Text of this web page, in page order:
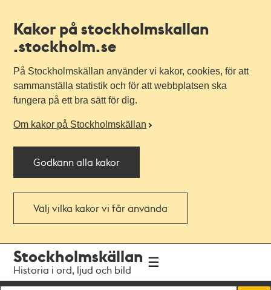
Kakor på stockholmskallan
.stockholm.se
På Stockholmskällan använder vi kakor, cookies, för att
sammanställa statistik och för att webbplatsen ska
fungera på ett bra sätt för dig.
Om kakor på Stockholmskällan
Godkänn alla kakor
Välj vilka kakor vi får använda
navigationen
huvudinnehållet
Stockholmskällan
Historia i ord, ljud och bild